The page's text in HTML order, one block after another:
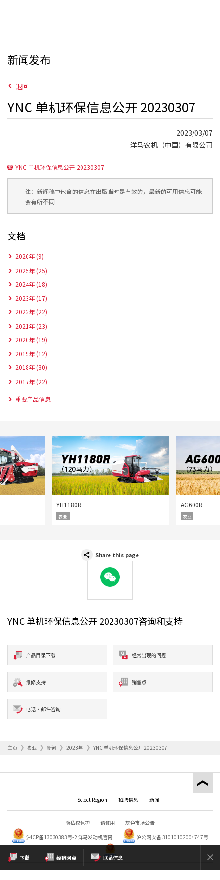
新闻发布
退回
YNC 单机环保信息公开 20230307
2023/03/07
洋马农机（中国）有限公司
YNC 单机环保信息公开 20230307
注：新闻稿中包含的信息在出版当时是有效的，最新的可用信息可能
会有所不同
文档
2026年 (9)
2025年 (25)
2024年 (18)
2023年 (17)
2022年 (22)
2021年 (23)
2020年 (19)
2019年 (12)
2018年 (30)
2017年 (22)
重要产品信息
YH1180R
农业
AG600R
农业
下载 经销网点 联系信息
Share this page
WeChat
YNC 单机环保信息公开 20230307咨询和支持
产品目录下载 经常出现的问题
维修支持 销售点
电话·邮件咨询
主页 农业 新闻 2023年 YNC 单机环保信息公开 20230307
Select Region 招聘信息 新闻
隐私权保护 请使用
灰色市场公告
沪ICP备13030383号-2 洋马发动机官网 沪公网安备 31010102004747号